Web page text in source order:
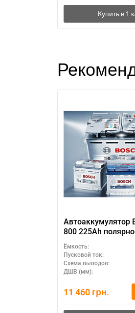
Автоаккумулятор
800 225Ah
для спецтехники
Ёмкость:
Пусковой ток:
Схема выводов:
ДШВ (мм):
11 460 грн.